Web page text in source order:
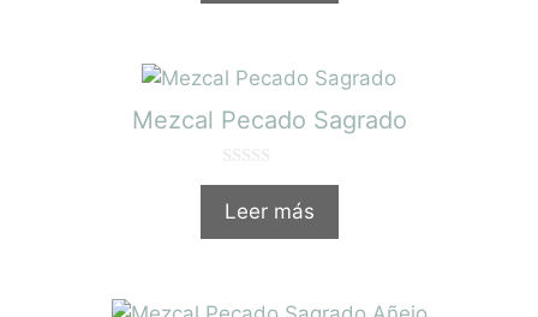
Mezcal Pecado Sagrado
0
eLeer más